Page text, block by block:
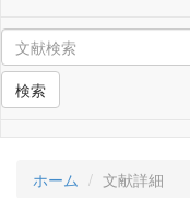
検索
ホーム 文献詳細